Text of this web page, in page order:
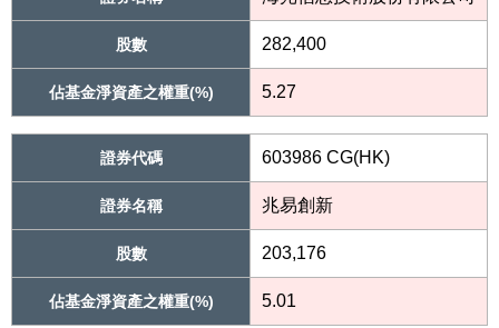
股數 282,400
佔基金淨資產之權重(%) 5.27
證券代碼 603986 CG(HK)
證券名稱 兆易創新
股數 203,176
佔基金淨資產之權重(%) 5.01